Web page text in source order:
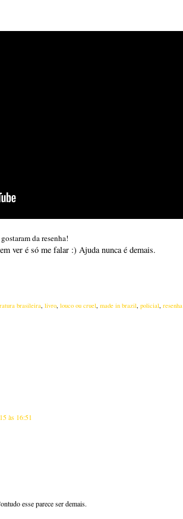
da resenha!
ver é só me falar :) Ajuda nunca é demais.
brasileira, livro, louco ou cruel, made in brazil, policial, resenha
às 16:51
esse parece ser demais.